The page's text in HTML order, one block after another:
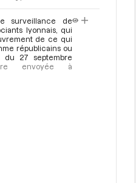
surveillance de
lyonnais, qui
de ce qui
républicains ou
du 27 septembre
envoyée à